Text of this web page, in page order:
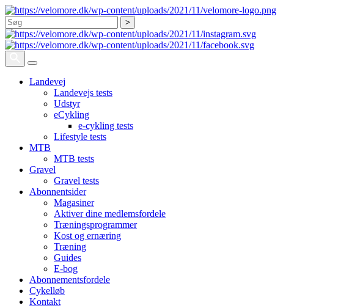
Søg
Landevej
Landevejs tests
Udstyr
eCykling
e-cykling tests
Lifestyle tests
MTB
MTB tests
Gravel
Gravel tests
Abonnentsider
Magasiner
Aktiver dine medlemsfordele
Træningsprogrammer
Kost og ernæring
Træning
Guides
E-bog
Abonnementsfordele
Cykelløb
Kontakt